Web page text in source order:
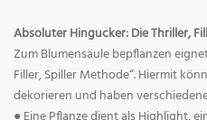
Absoluter Hingucker: Die Thriller,
Zum Blumensäule bepflanzen
Filler, Spiller Methode“. Hiermit
dekorieren und haben